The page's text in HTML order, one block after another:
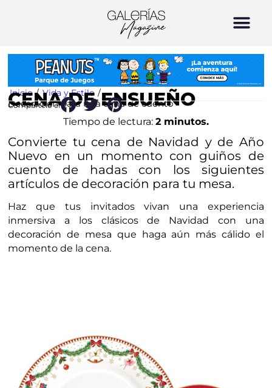
Inicio / Vida y Estilo /
CENA DE ENSUEÑO
Decoración para una cena de cuento
Compártelo en:
Tiempo de lectura: 2 minutos.
Convierte tu cena de Navidad y de Año
Nuevo en un momento con guiños de
cuento de hadas con los siguientes
artículos de decoración para tu mesa.
Haz que tus invitados vivan una experiencia
inmersiva a los clásicos de Navidad con una
decoración de mesa que haga aún más cálido el
momento de la cena.